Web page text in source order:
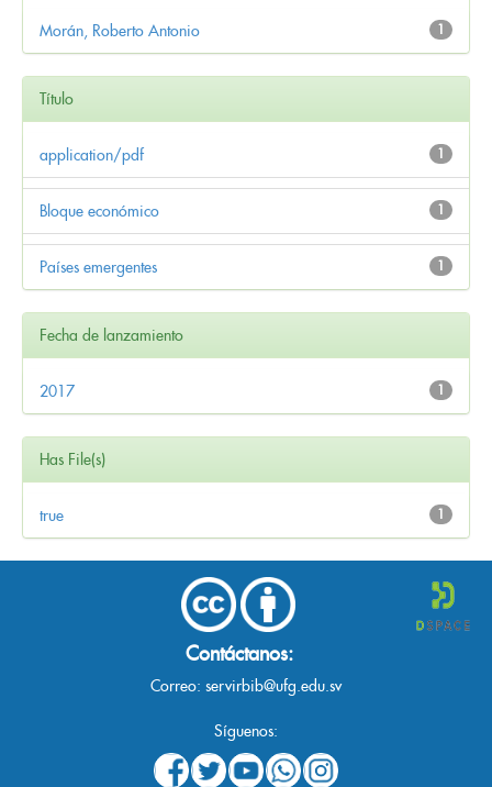
1
Morán, Roberto Antonio
Título
1
application/pdf
1
Bloque económico
1
Países emergentes
Fecha de lanzamiento
1
2017
Has File(s)
1
true
Contáctanos:
Correo: servirbib@ufg.edu.sv
Síguenos: